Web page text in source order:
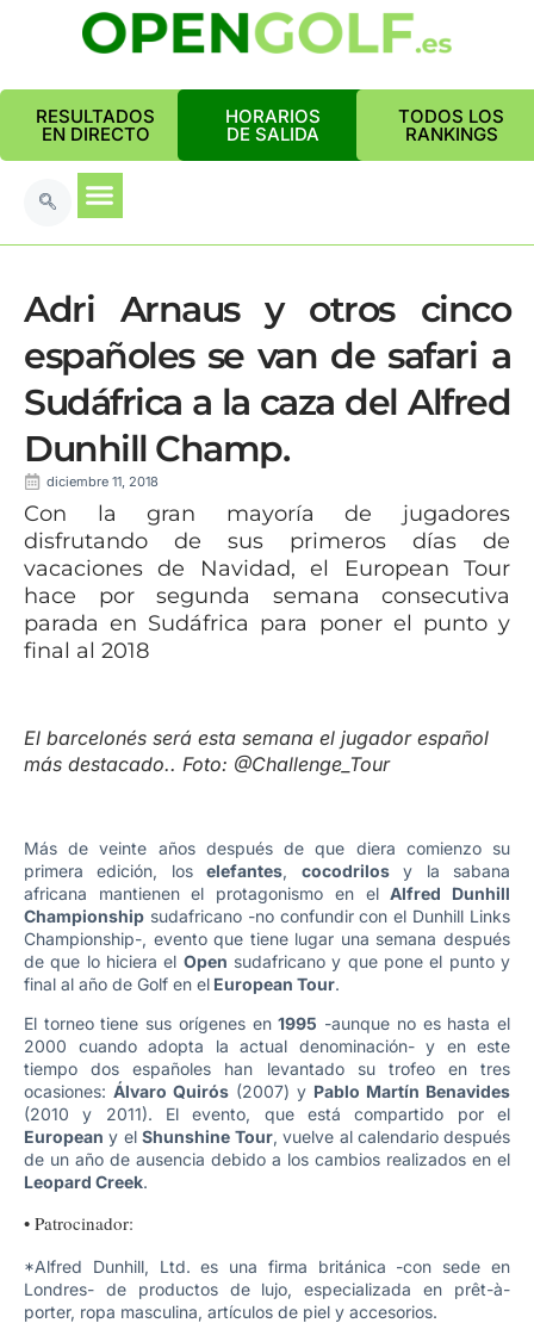
RESULTADOS
EN DIRECTO
HORARIOS
DE SALIDA
TODOS LOS
RANKINGS
Adri Arnaus y otros cinco
españoles se van de safari a
Sudáfrica a la caza del Alfred
Dunhill Champ.
diciembre 11, 2018
Con la gran mayoría de jugadores
disfrutando de sus primeros días de
vacaciones de Navidad, el European Tour
hace por segunda semana consecutiva
parada en Sudáfrica para poner el punto y
final al 2018
El barcelonés será esta semana el jugador español
más destacado.. Foto: @Challenge_Tour
Más de veinte años después de que diera comienzo su
primera edición, loselefantes, cocodrilosy la sabana
africana mantienen el protagonismo en elAlfred Dunhill
Championship sudafricano -no confundir con el Dunhill Links
Championship-, evento que tiene lugar una semana después
de que lo hiciera el Open sudafricano y que pone el punto y
final al año de Golf en el European Tour.
El torneo tiene sus orígenes en1995 -aunque no es hasta el
2000 cuando adopta la actual denominación- y en este
tiempo dos españoles han levantado su trofeo en tres
ocasiones: Álvaro Quirós (2007) y Pablo Martín Benavides
(2010 y 2011). El evento, que está compartido por el
European y el Shunshine Tour, vuelve al calendario después
de un año de ausencia debido a los cambios realizados en el
Leopard Creek.
• Patrocinador:
*Alfred Dunhill, Ltd. es una firma británica -con sede en
Londres- de productos de lujo, especializada en prêt-à-
porter, ropa masculina, artículos de piel y accesorios.